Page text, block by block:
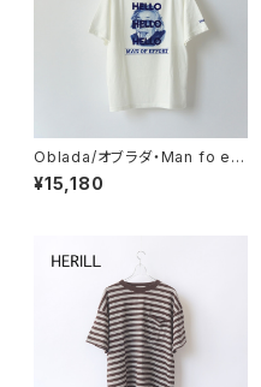
Oblada/オブラダ・Man fo eff
ort tee
¥15,180